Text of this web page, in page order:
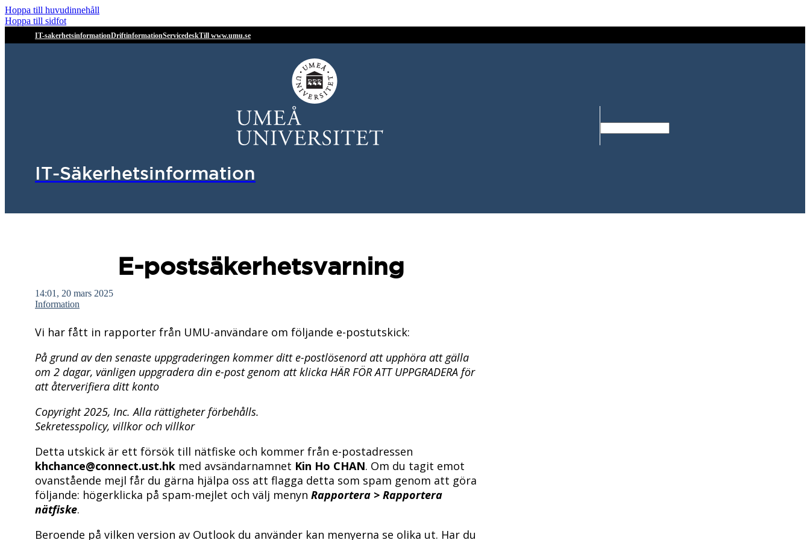
Hoppa till huvudinnehåll
Hoppa till sidfot
IT-sakerhetsinformationDriftinformationServicedeskTill www.umu.se
IT-Säkerhetsinformation
E-postsäkerhetsvarning
14:01, 20 mars 2025
Information
Vi har fått in rapporter från UMU-användare om följande e-postutskick:
På grund av den senaste uppgraderingen kommer ditt e-postlösenord att upphöra att gälla
om 2 dagar, vänligen uppgradera din e-post genom att klicka HÄR FÖR ATT UPPGRADERA för
att återverifiera ditt konto
Copyright 2025, Inc. Alla rättigheter förbehålls.
Sekretesspolicy, villkor och villkor
Detta utskick är ett försök till nätfiske och kommer från e-postadressen
khchance@connect.ust.hk med avsändarnamnet Kin Ho CHAN. Om du tagit emot
ovanstående mejl får du gärna hjälpa oss att flagga detta som spam genom att göra
följande: högerklicka på spam-mejlet och välj menyn Rapportera > Rapportera
nätfiske.
Beroende på vilken version av Outlook du använder kan menyerna se olika ut. Har du